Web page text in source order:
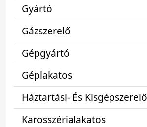
Gyártó
Gázszerelő
Gépgyártó
Géplakatos
Háztartási- És Kisgépszerelő
Karosszérialakatos